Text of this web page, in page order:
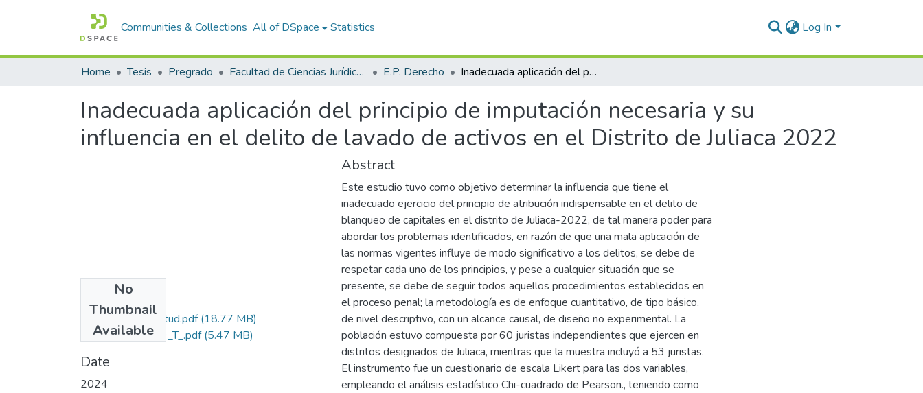
Communities & Collections All of DSpace Statistics Log In
Home Tesis Pregrado Facultad de Ciencias Jurídicas y Políticas E.P. Derecho Inadecuada aplicación del principio de imputación necesaria y su influencia en el delito de lavado de activos en el Distrito de Juliaca 2022
Inadecuada aplicación del principio de imputación necesaria y su
influencia en el delito de lavado de activos en el Distrito de Juliaca 2022
No
Thumbnail
Available
Grado de Similitud.pdf(18.77 MB)
T036_77663989_T_.pdf(5.47 MB)
Date
2024
Abstract
Este estudio tuvo como objetivo determinar la influencia que tiene el
inadecuado ejercicio del principio de atribución indispensable en el delito de
blanqueo de capitales en el distrito de Juliaca-2022, de tal manera poder para
abordar los problemas identificados, en razón de que una mala aplicación de
las normas vigentes influye de modo significativo a los delitos, se debe de
respetar cada uno de los principios, y pese a cualquier situación que se
presente, se debe de seguir todos aquellos procedimientos establecidos en
el proceso penal; la metodología es de enfoque cuantitativo, de tipo básico,
de nivel descriptivo, con un alcance causal, de diseño no experimental. La
población estuvo compuesta por 60 juristas independientes que ejercen en
distritos designados de Juliaca, mientras que la muestra incluyó a 53 juristas.
El instrumento fue un cuestionario de escala Likert para las dos variables,
empleando el análisis estadístico Chi-cuadrado de Pearson., teniendo como